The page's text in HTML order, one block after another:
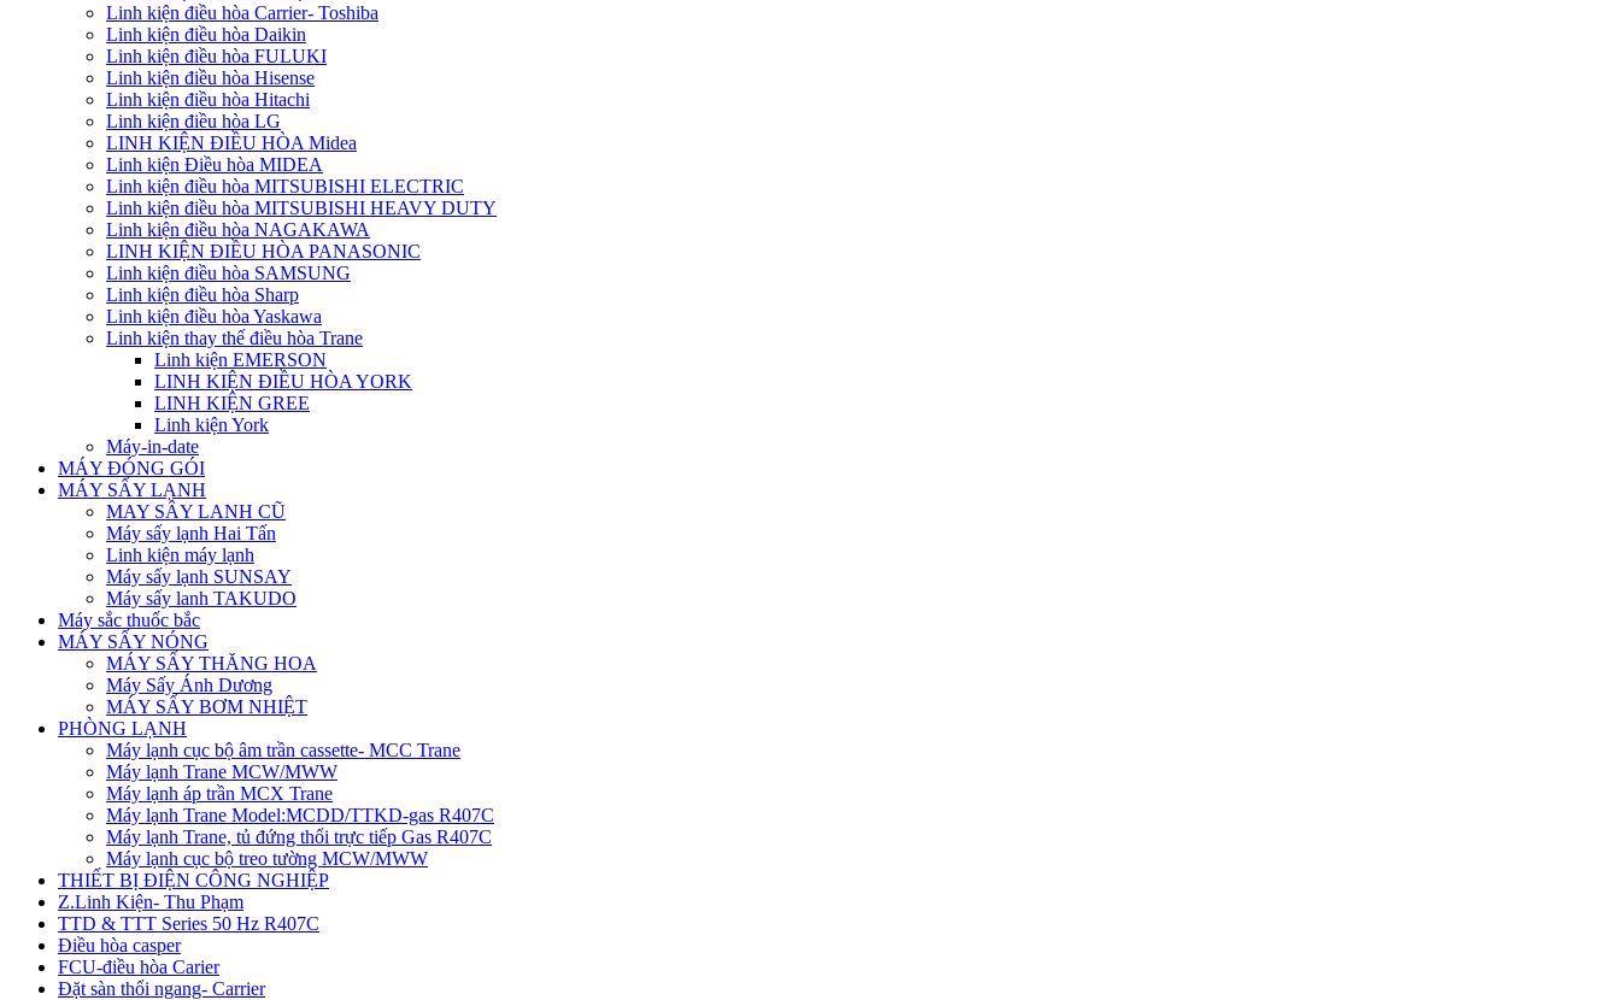
Linh kiện điều hòa Carrier- Toshiba
Linh kiện điều hòa Daikin
Linh kiện điều hòa FULUKI
Linh kiện điều hòa Hisense
Linh kiện điều hòa Hitachi
Linh kiện điều hòa LG
LINH KIỆN ĐIỀU HÒA Midea
Linh kiện Điều hòa MIDEA
Linh kiện điều hòa MITSUBISHI ELECTRIC
Linh kiện điều hòa MITSUBISHI HEAVY DUTY
Linh kiện điều hòa NAGAKAWA
LINH KIỆN ĐIỀU HÒA PANASONIC
Linh kiện điều hòa SAMSUNG
Linh kiện điều hòa Sharp
Linh kiện điều hòa Yaskawa
Linh kiện thay thế điều hòa Trane
Linh kiện EMERSON
LINH KIỆN ĐIỀU HÒA YORK
LINH KIỆN GREE
Linh kiện York
Máy-in-date
MÁY ĐÓNG GÓI
MÁY SẤY LẠNH
MAY SÂY LANH CŨ
Máy sấy lạnh Hai Tấn
Linh kiện máy lạnh
Máy sấy lạnh SUNSAY
Máy sấy lanh TAKUDO
Máy sắc thuốc bắc
MÁY SẤY NÓNG
MÁY SẤY THĂNG HOA
Máy Sấy Ánh Dương
MÁY SẤY BƠM NHIỆT
PHÒNG LẠNH
Máy lạnh cục bộ âm trần cassette- MCC Trane
Máy lạnh Trane MCW/MWW
Máy lạnh áp trần MCX Trane
Máy lạnh Trane Model:MCDD/TTKD-gas R407C
Máy lạnh Trane, tủ đứng thổi trực tiếp Gas R407C
Máy lạnh cục bộ treo tường MCW/MWW
THIẾT BỊ ĐIỆN CÔNG NGHIỆP
Z.Linh Kiện- Thu Phạm
TTD & TTT Series 50 Hz R407C
Điều hòa casper
FCU-điều hòa Carier
Đặt sàn thổi ngang- Carrier